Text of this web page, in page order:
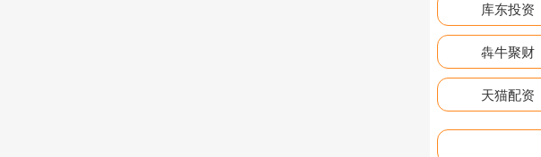
库东投资
犇牛聚财
天猫配资